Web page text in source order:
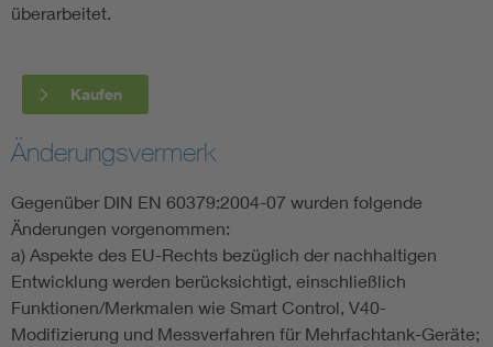
überarbeitet.
Kaufen
Änderungsvermerk
Gegenüber DIN EN 60379:2004-07 wurden folgende
Änderungen vorgenommen:
a) Aspekte des EU-Rechts bezüglich der nachhaltigen
Entwicklung werden berücksichtigt, einschließlich
Funktionen/Merkmalen wie Smart Control, V40-
Modifizierung und Messverfahren für Mehrfachtank-Geräte;